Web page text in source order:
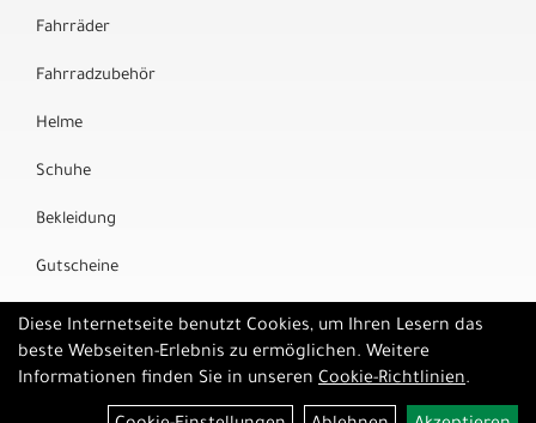
Fahrräder
Fahrradzubehör
Helme
Schuhe
Bekleidung
Gutscheine
Marken
Diese Internetseite benutzt Cookies, um Ihren Lesern das
beste Webseiten-Erlebnis zu ermöglichen. Weitere
Informationen finden Sie in unseren Cookie-Richtlinien.